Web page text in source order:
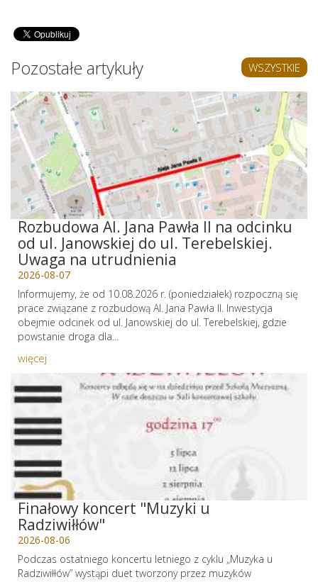
Pozostałe artykuły WSZYSTKIE
Rozbudowa Al. Jana Pawła II na odcinku
od ul. Janowskiej do ul. Terebelskiej.
Uwaga na utrudnienia
2026-08-07
Informujemy, że od 10.08.2026 r. (poniedziałek) rozpoczną się
prace związane z rozbudową Al. Jana Pawła II. Inwestycja
obejmie odcinek od ul. Janowskiej do ul. Terebelskiej, gdzie
powstanie droga dla...
więcej
Finałowy koncert "Muzyki u
Radziwiłłów"
2026-08-06
Podczas ostatniego koncertu letniego z cyklu „Muzyka u
Radziwiłłów” wystąpi duet tworzony przez muzyków